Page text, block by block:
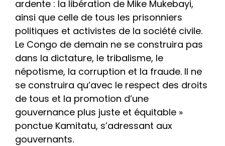
ardente : la libération de Mike Mukebayi,
ainsi que celle de tous les prisonniers
politiques et activistes de la société civile.
Le Congo de demain ne se construira pas
dans la dictature, le tribalisme, le
népotisme, la corruption et la fraude. Il ne
se construira qu’avec le respect des droits
de tous et la promotion d’une
gouvernance plus juste et équitable »
ponctue Kamitatu, s’adressant aux
gouvernants.